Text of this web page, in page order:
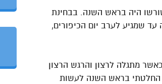
היה בראש השנה. בבחינת
שמגיע לערב יום הכיפורים,
מתגלה לרצון והרגש הרצון
החלטתי בראש השנה לעשות